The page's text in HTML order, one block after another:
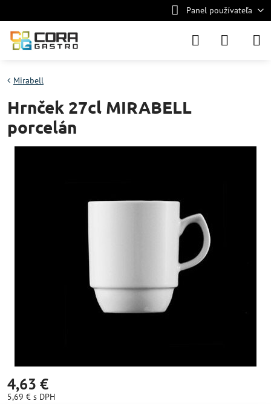
Panel používateľa
Mirabell
Hrnček 27cl MIRABELL
porcelán
4,63 €
5,69 € s DPH